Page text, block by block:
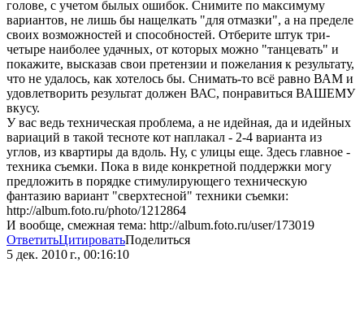
голове, с учетом былых ошибок. Снимите по максимуму
вариантов, не лишь бы нащелкать "для отмазки", а на пределе
своих возможностей и способностей. Отберите штук три-
четыре наиболее удачных, от которых можно "танцевать" и
покажите, высказав свои претензии и пожелания к результату,
что не удалось, как хотелось бы. Снимать-то всё равно ВАМ и
удовлетворить результат должен ВАС, понравиться ВАШЕМУ
вкусу.
У вас ведь техническая проблема, а не идейная, да и идейных
вариаций в такой тесноте кот наплакал - 2-4 варианта из
углов, из квартиры да вдоль. Ну, с улицы еще. Здесь главное -
техника съемки. Пока в виде конкретной поддержки могу
предложить в порядке стимулирующего техническую
фантазию вариант "сверхтесной" техники съемки:
http://album.foto.ru/photo/1212864
И вообще, смежная тема: http://album.foto.ru/user/173019
ОтветитьЦитироватьПоделиться
5 дек. 2010 г., 00:16:10